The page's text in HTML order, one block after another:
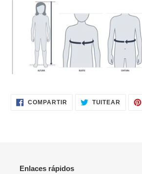
compra
COMPARTIR COMPARTIRTUITEAR
Enlaces rápidos